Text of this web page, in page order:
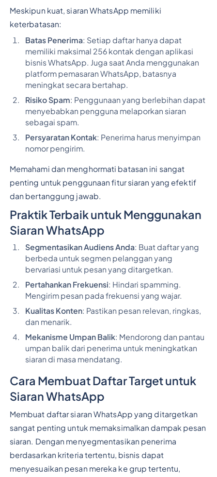
Meskipun kuat, siaran WhatsApp memiliki
keterbatasan:
Batas Penerima: Setiap daftar hanya dapat
memiliki maksimal 256 kontak dengan aplikasi
bisnis WhatsApp. Juga saat Anda menggunakan
platform pemasaran WhatsApp, batasnya
meningkat secara bertahap.
Risiko Spam: Penggunaan yang berlebihan dapat
menyebabkan pengguna melaporkan siaran
sebagai spam.
Persyaratan Kontak: Penerima harus menyimpan
nomor pengirim.
Memahami dan menghormati batasan ini sangat
penting untuk penggunaan fitur siaran yang efektif
dan bertanggung jawab.
Praktik Terbaik untuk Menggunakan
Siaran WhatsApp
Segmentasikan Audiens Anda: Buat daftar yang
berbeda untuk segmen pelanggan yang
bervariasi untuk pesan yang ditargetkan.
Pertahankan Frekuensi: Hindari spamming.
Mengirim pesan pada frekuensi yang wajar.
Kualitas Konten: Pastikan pesan relevan, ringkas,
dan menarik.
Mekanisme Umpan Balik: Mendorong dan pantau
umpan balik dari penerima untuk meningkatkan
siaran di masa mendatang.
Cara Membuat Daftar Target untuk
Siaran WhatsApp
Membuat daftar siaran WhatsApp yang ditargetkan
sangat penting untuk memaksimalkan dampak pesan
siaran. Dengan menyegmentasikan penerima
berdasarkan kriteria tertentu, bisnis dapat
menyesuaikan pesan mereka ke grup tertentu,